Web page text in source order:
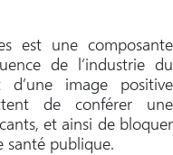
est une composante
de l’industrie du
d’une image positive
de conférer une
et ainsi de bloquer
santé publique.